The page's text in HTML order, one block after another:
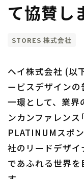
て協賛し
STORES 株式会社
ヘイ株式会社 (以
ービスデザイン
一環として、業界
ンカンファレンス
PLATINUMスポ
社のリードデザイ
であふれる世界を